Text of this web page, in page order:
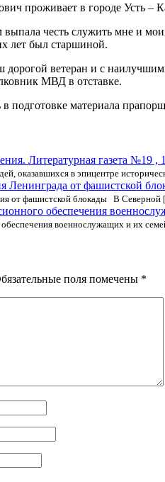
проживает в городе Усть –
честь служить мне и
лет был старшиной.
ветеран и с
МВД в отставке.
подготовке материала
оказавшихся в эпицентре
от фашистской блокады В
военнослужащих и их
поля помечены *